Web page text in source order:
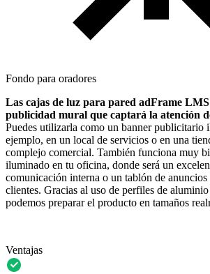
Fondo para oradores
Las cajas de luz para pared adFrame
publicidad mural que captará la atención
Puedes utilizarla como un banner publicitario
ejemplo, en un local de servicios o en una
complejo comercial. También funciona muy
iluminado en tu oficina, donde será un
comunicación interna o un tablón de anuncios
clientes. Gracias al uso de perfiles de
podemos preparar el producto en tamaños
Ventajas